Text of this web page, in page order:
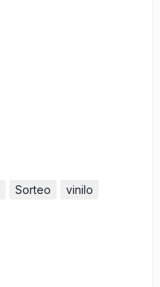
Sorteo vinilo